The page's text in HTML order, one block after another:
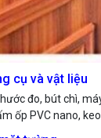
cụ và vật liệu
đo, bút chì,
ốp PVC nano,